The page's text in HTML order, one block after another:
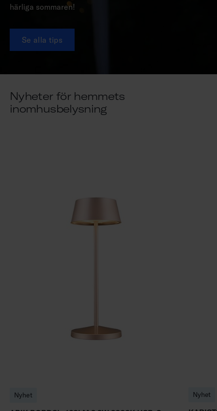
härliga sommaren!
Se alla tips
Nyheter för hemmets
inomhusbelysning
Nyhet Nyhet